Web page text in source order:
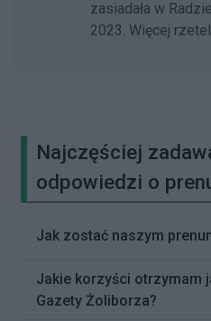
zasiadała w
2023. Więcej
Najczęściej
odpowiedzi o
Jak zostać naszym
Jakie korzyści otrzymam
Gazety Żoliborza?